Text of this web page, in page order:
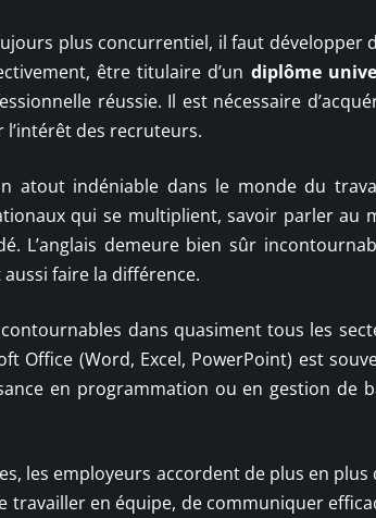
plus concurrentiel, il faut développer
être titulaire d’un diplôme
réussie. Il est nécessaire
des recruteurs.
atout indéniable dans le monde du
qui se multiplient, savoir parler au
L’anglais demeure bien sûr
faire la différence.
dans quasiment tous les
Office (Word, Excel, PowerPoint) est
en programmation ou en gestion de
les employeurs accordent de plus en plus
travailler en équipe, de communiquer